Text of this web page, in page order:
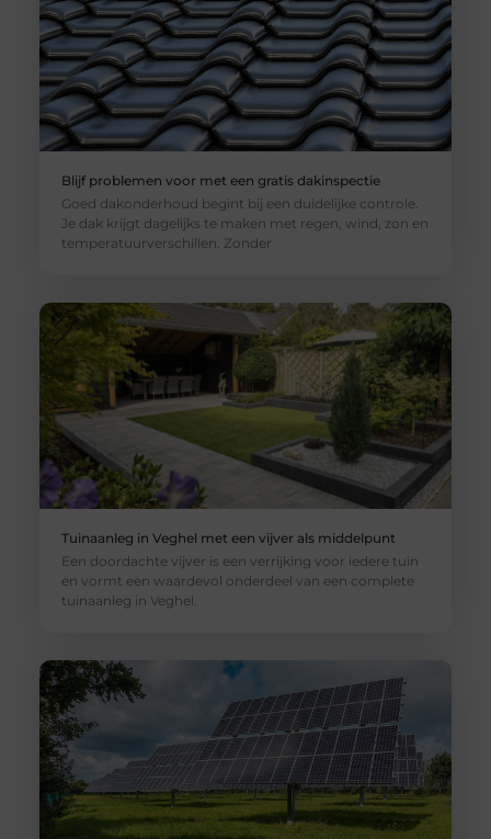
Blijf problemen voor met een gratis dakinspectie
Goed dakonderhoud begint bij een duidelijke controle.
Je dak krijgt dagelijks te maken met regen, wind, zon en
temperatuurverschillen. Zonder
Tuinaanleg in Veghel met een vijver als middelpunt
Een doordachte vijver is een verrijking voor iedere tuin
en vormt een waardevol onderdeel van een complete
tuinaanleg in Veghel.